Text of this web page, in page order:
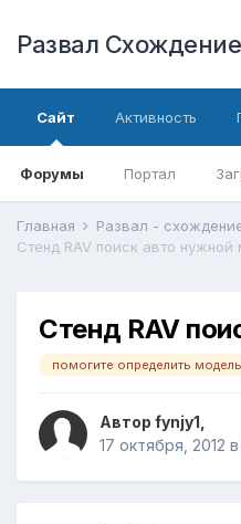
Развал
Сайт
Форумы Портал
Активность
Главная Развал -
Стенд RAV поиск авто нужной
Стенд RAV
помогите определить
Автор fynjy1
17 октября, 2012 в